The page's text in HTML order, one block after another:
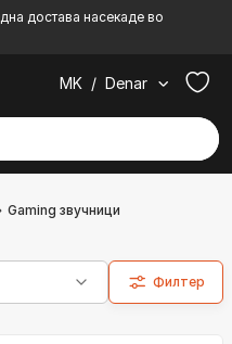
достава насекаде во
MK / Denar
Gaming звучници
Филтер